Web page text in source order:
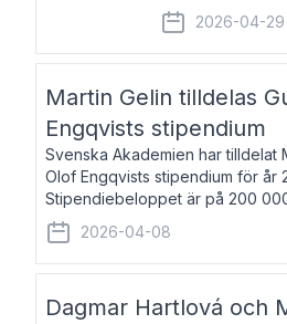
läser ur sina verk
John
färöiska,
2026-04-29
Martin Gelin tilldelas
Engqvists stipendium
Svenska Akademien har tilldelat
Olof Engqvists stipendium för år
Stipendiebeloppet är på 200
född 1978, är journalist och
numera i Paris men var under
2026-04-08
Dagmar Hartlová och